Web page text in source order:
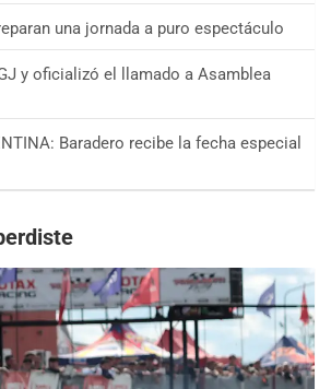
una jornada a puro espectáculo
y oficializó el llamado a Asamblea
Baradero recibe la fecha especial